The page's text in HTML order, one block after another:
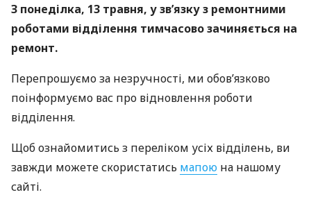
З понеділка, 13 травня, у зв’язку з ремонтними
роботами відділення тимчасово зачиняється на
ремонт.
Перепрошуємо за незручності, ми обов’язково
поінформуємо вас про відновлення роботи
відділення.
Щоб ознайомитись з переліком усіх відділень, ви
завжди можете скористатись мапою на нашому
сайті.